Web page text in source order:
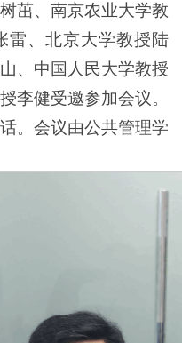
茁、南京农业大学教
雷、北京大学教授陆
、中国人民大学教授
李健受邀参加会议。
。会议由公共管理学